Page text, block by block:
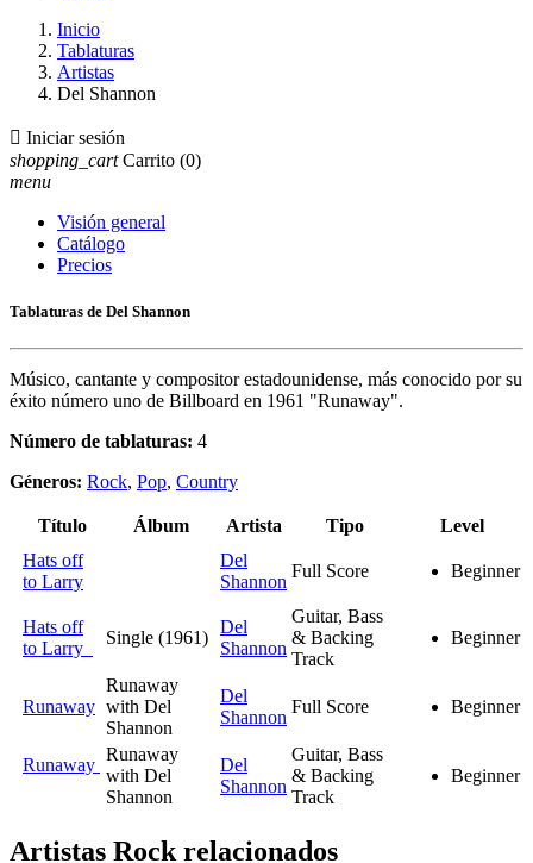
Inicio
Tablaturas
Artistas
Del Shannon
 Iniciar sesión
shopping_cart Carrito (0)
menu
Visión general
Catálogo
Precios
Tablaturas de Del Shannon
Músico, cantante y compositor estadounidense, más conocido por su
éxito número uno de Billboard en 1961 "Runaway".
Número de tablaturas: 4
Géneros: Rock, Pop, Country
Título Álbum Artista Tipo
Level
Hats off
to Larry
Del
Shannon
Full Score Beginner
Hats off
to Larry
Single (1961)
Del
Shannon
Guitar, Bass
& Backing
Track
Beginner
Runaway
Runaway
with Del
Shannon
Del
Shannon
Full Score Beginner
Runaway
Runaway
with Del
Shannon
Del
Shannon
Guitar, Bass
& Backing
Track
Beginner
Artistas Rockrelacionados